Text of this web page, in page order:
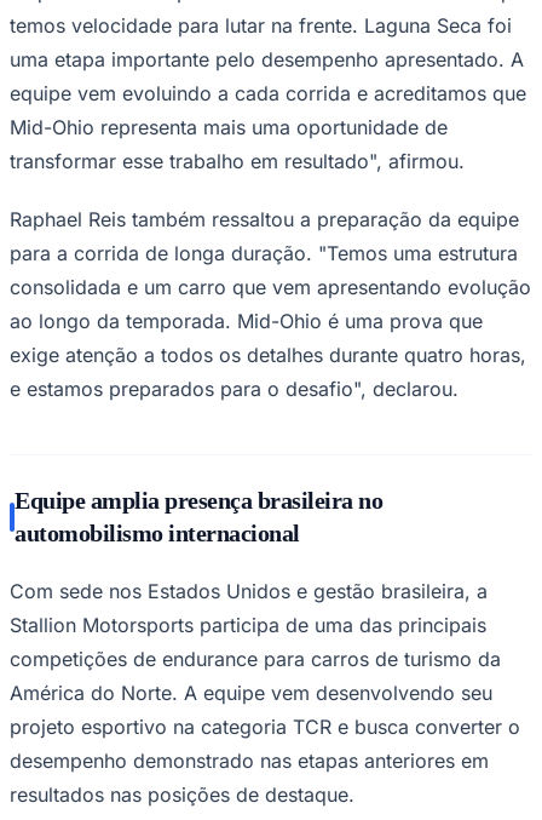
Corinthians
temos velocidade para lutar na frente. Laguna Seca foi
uma etapa importante pelo desempenho apresentado. A
equipe vem evoluindo a cada corrida e acreditamos que
Mid-Ohio representa mais uma oportunidade de
transformar esse trabalho em resultado", afirmou.
Raphael Reis também ressaltou a preparação da equipe
para a corrida de longa duração. "Temos uma estrutura
consolidada e um carro que vem apresentando evolução
ao longo da temporada. Mid-Ohio é uma prova que
exige atenção a todos os detalhes durante quatro horas,
e estamos preparados para o desafio", declarou.
Equipe amplia presença brasileira no
automobilismo internacional
Com sede nos Estados Unidos e gestão brasileira, a
Stallion Motorsports participa de uma das principais
competições de endurance para carros de turismo da
América do Norte. A equipe vem desenvolvendo seu
projeto esportivo na categoria TCR e busca converter o
desempenho demonstrado nas etapas anteriores em
resultados nas posições de destaque.